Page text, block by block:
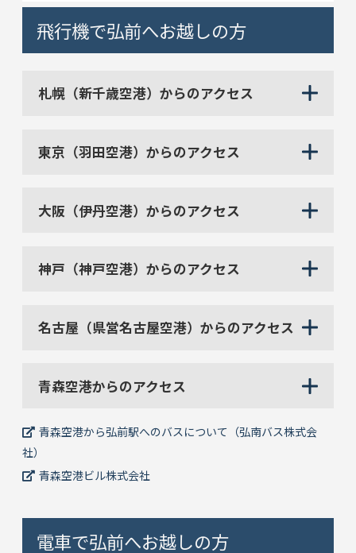
飛行機で弘前へお越しの方
札幌（新千歳空港）からのアクセス
東京（羽田空港）からのアクセス
大阪（伊丹空港）からのアクセス
神戸（神戸空港）からのアクセス
名古屋（県営名古屋空港）からのアクセス
青森空港からのアクセス
青森空港から弘前駅へのバスについて（弘南バス株式会
社）
青森空港ビル株式会社
電車で弘前へお越しの方